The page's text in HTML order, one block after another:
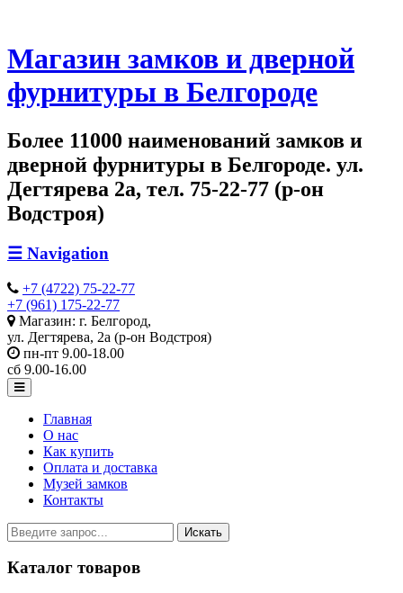
Магазин замков и дверной
фурнитуры в Белгороде
Более 11000 наименований замков и
дверной фурнитуры в Белгороде. ул.
Дегтярева 2а, тел. 75-22-77 (р-он
Водстроя)
☰ Navigation
+7 (4722) 75-22-77
+7 (961) 175-22-77
Магазин: г. Белгород,
ул. Дегтярева, 2а (р-он Водстроя)
пн-пт 9.00-18.00
сб 9.00-16.00
Главная
О нас
Как купить
Оплата и доставка
Музей замков
Контакты
Каталог товаров